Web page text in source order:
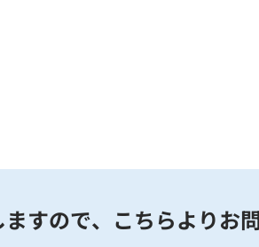
すので、 こちらよりお